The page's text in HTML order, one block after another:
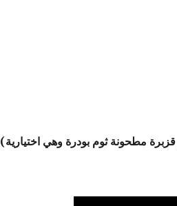
مطحونة ثوم بودرة وهي اختيارية)